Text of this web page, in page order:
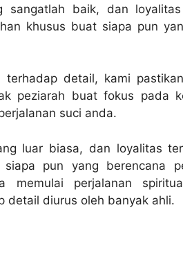
sangatlah baik, dan
khusus buat siapa pun
terhadap detail, kami
peziarah buat fokus pada
suci anda.
luar biasa, dan loyalitas
pun yang berencana
memulai perjalanan
detail diurus oleh banyak ahli.